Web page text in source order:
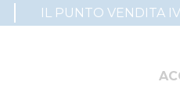
IL PUNTO VENDITA